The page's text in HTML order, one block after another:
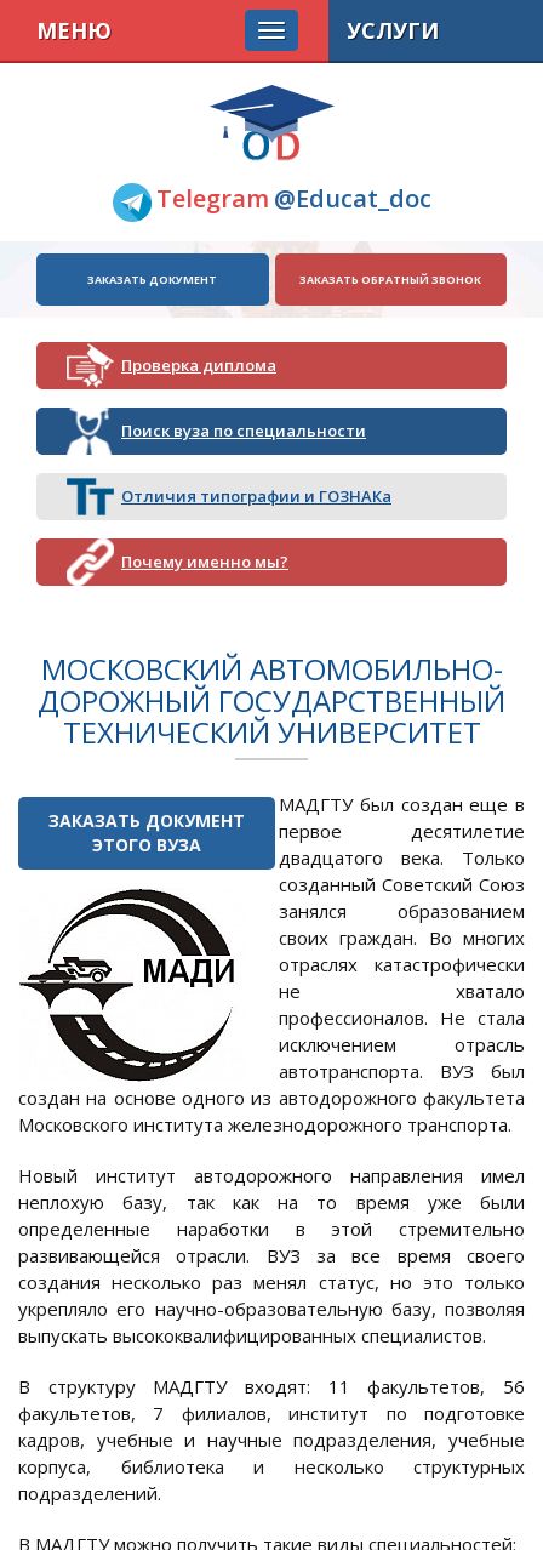
Telegram @Educat_doc
МЕНЮ
ЗАКАЗАТЬ ДОКУМЕНТ ЗАКАЗАТЬ ОБРАТНЫЙ ЗВОНОК
Проверка диплома
Поиск вуза по специальности
Отличия типографии и ГОЗНАКа
Почему именно мы?
УСЛУГИ
МОСКОВСКИЙ АВТОМОБИЛЬНО-
ДОРОЖНЫЙ ГОСУДАРСТВЕННЫЙ
ТЕХНИЧЕСКИЙ УНИВЕРСИТЕТ
ЗАКАЗАТЬ ДОКУМЕНТ
ЭТОГО ВУЗА
МАДГТУ был создан еще в
первое десятилетие
двадцатого века. Только
созданный Советский Союз
занялся образованием
своих граждан. Во многих
отраслях катастрофически
не хватало
профессионалов. Не стала
исключением отрасль
автотранспорта. ВУЗ был
создан на основе одного из автодорожного факультета
Московского института железнодорожного транспорта.
Новый институт автодорожного направления имел
неплохую базу, так как на то время уже были
определенные наработки в этой стремительно
развивающейся отрасли. ВУЗ за все время своего
создания несколько раз менял статус, но это только
укрепляло его научно-образовательную базу, позволяя
выпускать высококвалифицированных специалистов.
В структуру МАДГТУ входят: 11 факультетов, 56
факультетов, 7 филиалов, институт по подготовке
кадров, учебные и научные подразделения, учебные
корпуса, библиотека и несколько структурных
подразделений.
В МАДГТУ можно получить такие виды специальностей: